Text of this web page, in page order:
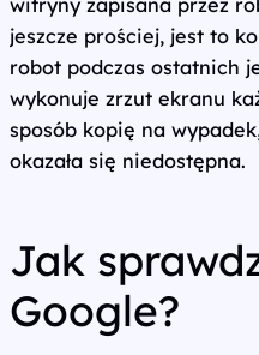
jeszcze prościej, jest to
robot podczas ostatnich
wykonuje zrzut ekranu
sposób kopię na
okazała się niedostępna.
Jak
Google?